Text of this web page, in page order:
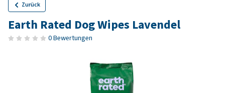
Zurück
Earth Rated Dog Wipes Lavendel
0 Bewertungen